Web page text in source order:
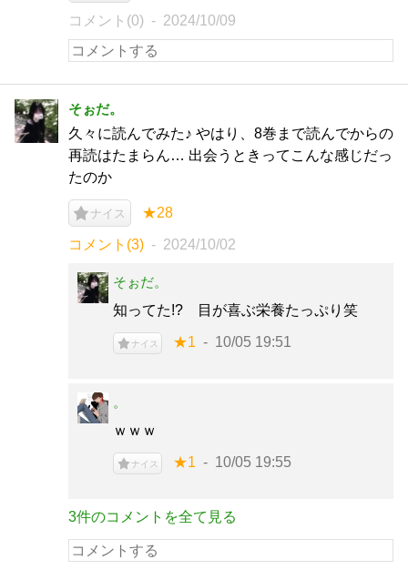
コメント(0) 2024/10/09
そぉだ。
久々に読んでみた♪ やはり、8巻まで読んでからの
再読はたまらん… 出会うときってこんな感じだっ
たのか
ナイス ★28
コメント(3) 2024/10/02
そぉだ。
知ってた!? 目が喜ぶ栄養たっぷり笑
ナイス ★1 10/05 19:51
。
ｗｗｗ
ナイス ★1 10/05 19:55
3件のコメントを全て見る